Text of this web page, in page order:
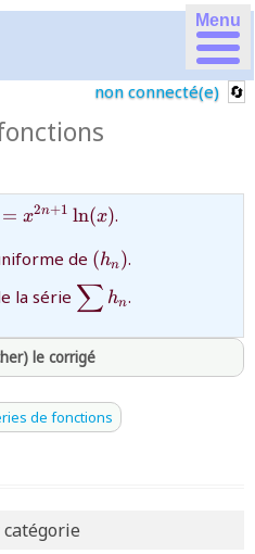
Menu
non connecté(e)
= x2n+1 ln(x).
de {(h_{n})}
(hn).
la série {\displaystyle\sum
h_{n}}
∑ hn.
le corrigé
sur mathprepa
libres
de fonctions
catégorie